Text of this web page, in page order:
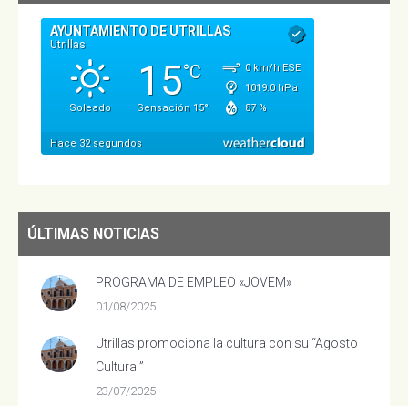
ÚLTIMAS NOTICIAS
PROGRAMA DE EMPLEO «JOVEM»
01/08/2025
Utrillas promociona la cultura con su “Agosto
Cultural”
23/07/2025